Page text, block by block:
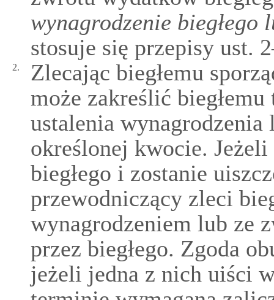
wynagrodzenie biegłego
stosuje się przepisy ust.
2.
Zlecając biegłemu
może zakreślić
ustalenia
określonej kwocie. Jeżeli
biegłego i zostanie
przewodniczący zleci
wynagrodzeniem lub ze
przez biegłego. Zgoda
jeżeli jedna z nich uiści